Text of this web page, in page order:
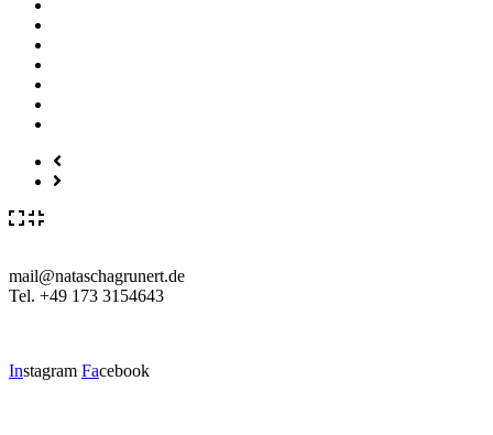
mail@nataschagrunert.de
Tel. +49 173 3154643
Instagram Facebook